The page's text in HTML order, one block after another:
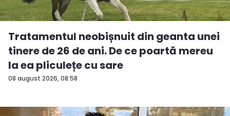
08 august 2026, 08:58
Tratamentul neobișnuit din geanta unei
tinere de 26 de ani. De ce poartă mereu
la ea pliculețe cu sare